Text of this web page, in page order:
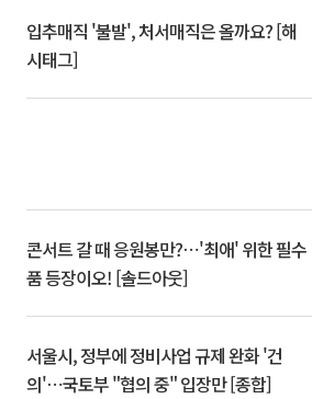
입추매직 '불발', 처서매직은 올까요? [해
시태그]
콘서트 갈 때 응원봉만?⋯'최애' 위한 필수
품 등장이오! [솔드아웃]
서울시, 정부에 정비사업 규제 완화 '건
의'⋯국토부 "협의 중" 입장만 [종합]